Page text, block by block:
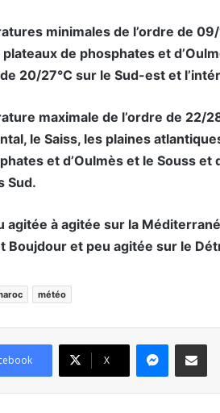
minimales de l’ordre de
plateaux de phosphates et
20/27°C sur le Sud-est et
maximale de l’ordre de 22/
le Saiss, les plaines
et d’Oulmès et le Souss
Sud.
agitée à agitée sur la
Boujdour et peu agitée sur le
météo
X